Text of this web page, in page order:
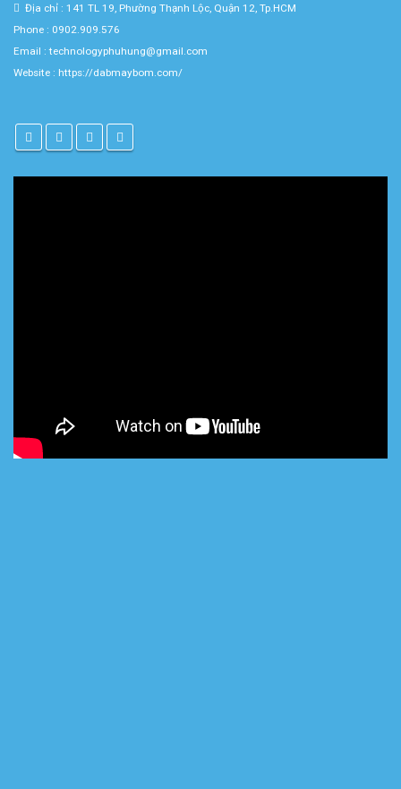
Địa chỉ : 141 TL 19, Phường Thạnh Lộc, Quận 12, Tp.HCM
Phone : 0902.909.576
Email : technologyphuhung@gmail.com
Website : https://dabmaybom.com/